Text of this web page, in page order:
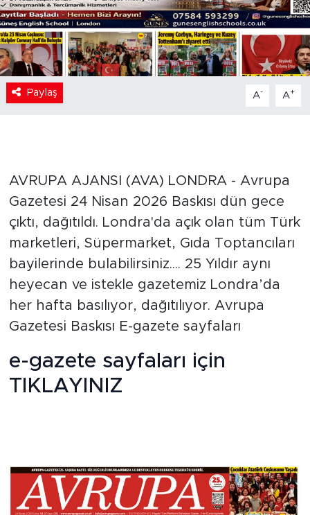
Paylaş A- A+
AVRUPA AJANSI (AVA) LONDRA - Avrupa
Gazetesi 24 Nisan 2026 Baskısı dün gece
çıktı, dağıtıldı. Londra'da açık olan tüm Türk
marketleri, Süpermarket, Gıda Toptancıları
bayilerinde bulabilirsiniz....‪ 25 Yıldır aynı
heyecan ve istekle gazetemiz Londra’da
her hafta basılıyor, dağıtılıyor. Avrupa
Gazetesi Baskısı E-gazete sayfaları
e-gazete sayfaları için
TIKLAYINIZ